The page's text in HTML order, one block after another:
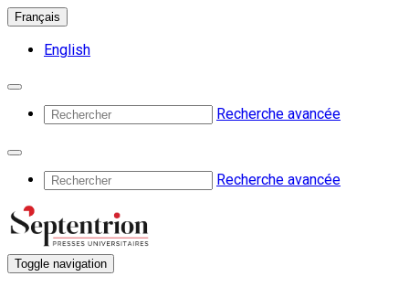
Français
English
Recherche avancée
Recherche avancée
Toggle navigation